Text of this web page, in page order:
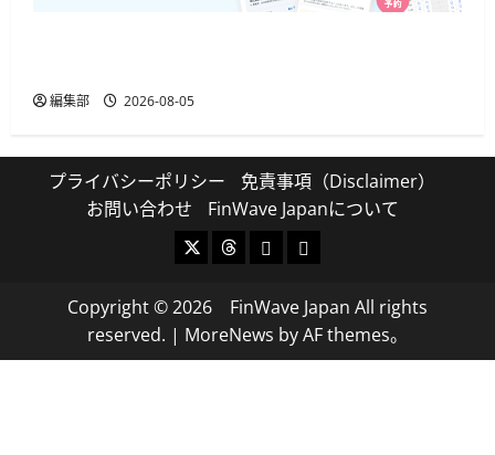
編集部 2026-08-05
プライバシーポリシー
免責事項（Disclaimer）
お問い合わせ
FinWave Japanについて
X ThreadsBlueskyMastodon
Copyright © 2026 FinWave Japan All rights
reserved. | MoreNews by AF themes。